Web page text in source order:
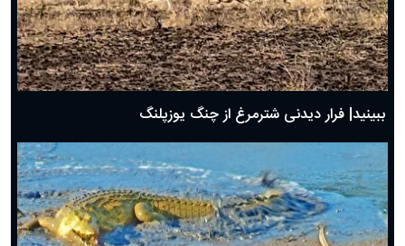
ببینید| فرار دیدنی شترمرغ از چنگ یوزپلنگ